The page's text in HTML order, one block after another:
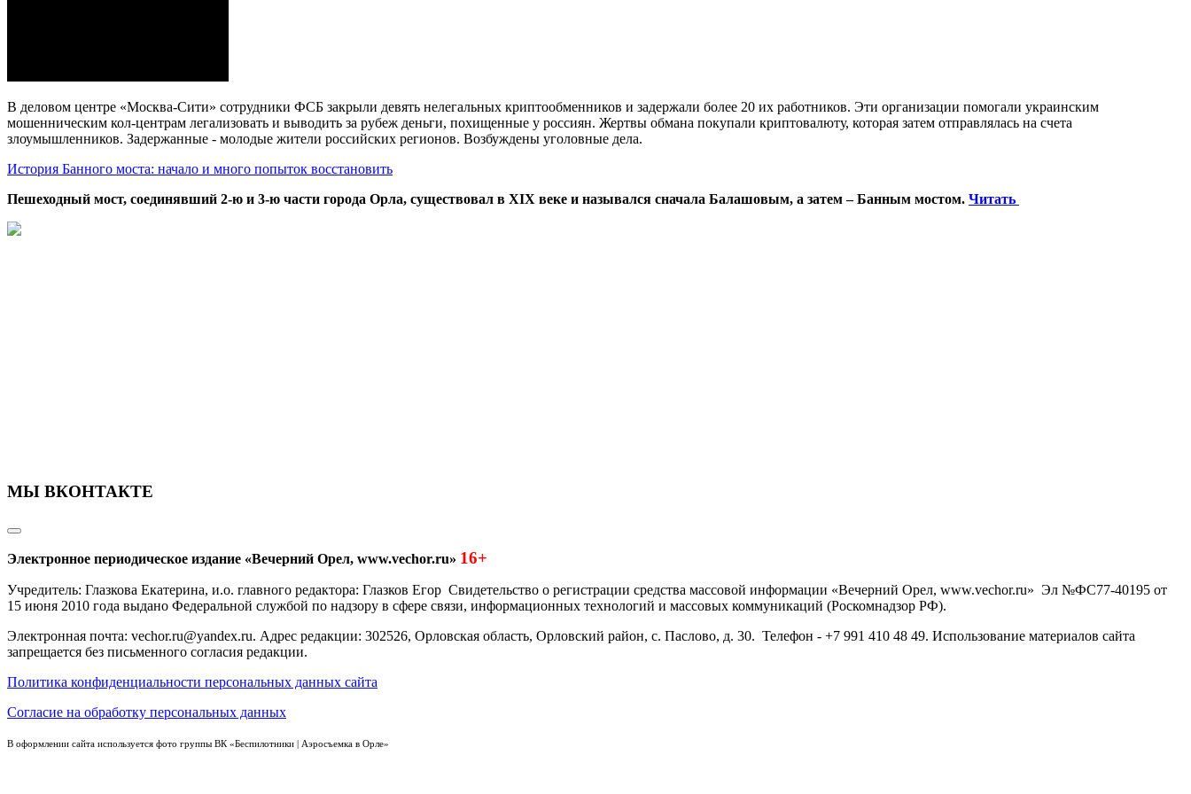
В деловом центре «Москва-Сити» сотрудники ФСБ закрыли девять нелегальных криптообменников и задержали более 20 их работников. Эти организации помогали украинским
мошенническим кол-центрам легализовать и выводить за рубеж деньги, похищенные у россиян. Жертвы обмана покупали криптовалюту, которая затем отправлялась на счета
злоумышленников. Задержанные - молодые жители российских регионов. Возбуждены уголовные дела.
История Банного моста: начало и много попыток восстановить
Пешеходный мост, соединявший 2-ю и 3-ю части города Орла, существовал в XIX веке и назывался сначала Балашовым, а затем – Банным мостом. Читать
МЫ ВКОНТАКТЕ
Электронное периодическое издание «Вечерний Орел, www.vechor.ru» 16+
Учредитель: Глазкова Екатерина, и.о. главного редактора: Глазков Егор Свидетельство о регистрации средства массовой информации «Вечерний Орел, www.vechor.ru» Эл №ФС77-40195 от
15 июня 2010 года выдано Федеральной службой по надзору в сфере связи, информационных технологий и массовых коммуникаций (Роскомнадзор РФ).
Электронная почта: vechor.ru@yandex.ru. Адрес редакции: 302526, Орловская область, Орловский район, с. Паслово, д. 30. Телефон - +7 991 410 48 49. Использование материалов сайта
запрещается без письменного согласия редакции.
Политика конфиденциальности персональных данных сайта
Согласие на обработку персональных данных
В оформлении сайта используется фото группы ВК «Беспилотники | Аэросъемка в Орле»